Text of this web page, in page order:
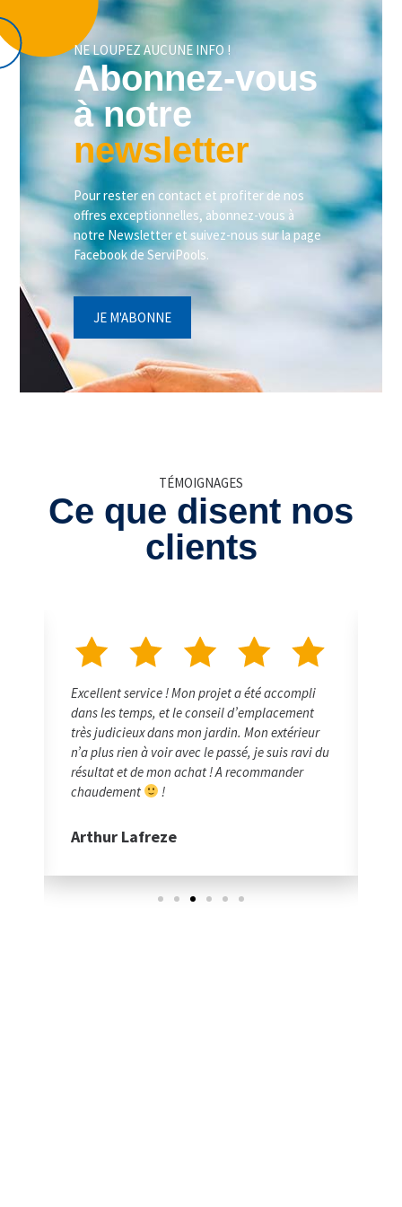
NE LOUPEZ AUCUNE INFO !
Abonnez-vous
à notre
newsletter
Pour rester en contact et profiter de nos
offres exceptionnelles, abonnez-vous à
notre Newsletter et suivez-nous sur la page
Facebook de ServiPools.
JE M'ABONNE
TÉMOIGNAGES
Ce que disent nos
clients
Très bon conseiller, explicite et précis
Mike Varnier